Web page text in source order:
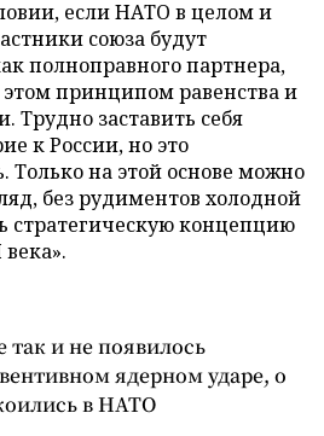
если НАТО в целом и
союза будут
полноправного партнера,
этом принципом равенства и
Трудно заставить себя
к России, но это
Только на этой основе можно
без рудиментов холодной
стратегическую концепцию
так и не появилось
ядерном ударе, о
в НАТО